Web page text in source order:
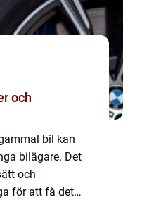
och
bil kan
bilägare. Det
och
för att få det